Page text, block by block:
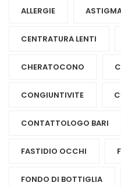
ALLERGIE
CENTRATURA LENTI
CHERATOCONO
CONGIUNTIVITE
CONTATTOLOGO BARI
FASTIDIO OCCHI
FONDO DI BOTTIGLIA